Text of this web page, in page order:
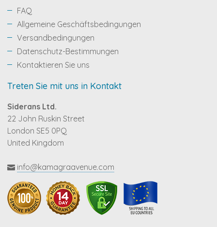
FAQ
Allgemeine Geschäftsbedingungen
Versandbedingungen
Datenschutz-Bestimmungen
Kontaktieren Sie uns
Treten Sie mit uns in Kontakt
Siderans Ltd.
22 John Ruskin Street
London SE5 0PQ
United Kingdom
info@kamagraavenue.com